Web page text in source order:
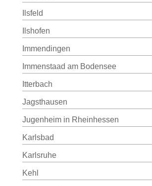
Ilsfeld
Ilshofen
Immendingen
Immenstaad am Bodensee
Itterbach
Jagsthausen
Jugenheim in Rheinhessen
Karlsbad
Karlsruhe
Kehl